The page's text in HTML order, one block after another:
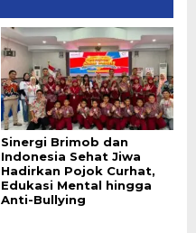
Sinergi Brimob dan
Indonesia Sehat Jiwa
Hadirkan Pojok Curhat,
Edukasi Mental hingga
Anti-Bullying